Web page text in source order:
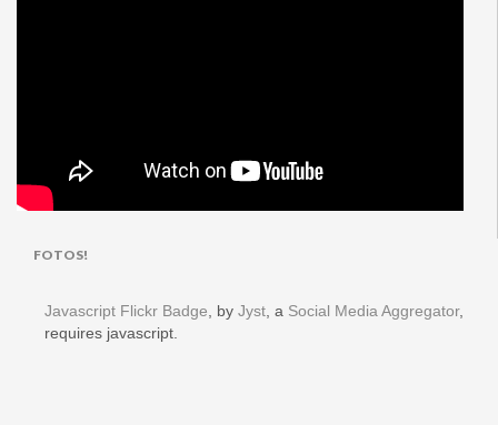
FOTOS!
Javascript Flickr Badge , by Jyst , a Social Media Aggregator,
requires javascript.